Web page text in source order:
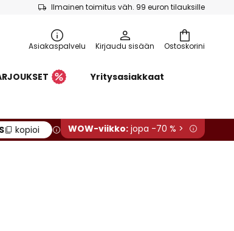
Ilmainen toimitus väh. 99 euron tilauksille
Ostoskorini
Asiakaspalvelu Kirjaudu sisään
Yritysasiakkaat
kopioi WOW-viikko: jopa -70 % >